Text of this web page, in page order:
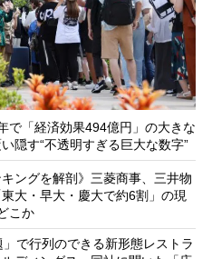
で「経済効果494億円」の大きな
隠す“不透明すぎる巨大な数字”
ングを解剖》三菱商事、三井物
大・早大・慶大で約6割」の現
こか
」で行列のできる新形態レストラ